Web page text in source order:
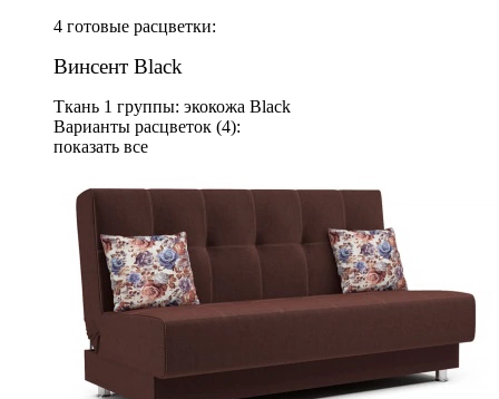
4 готовые расцветки:
Винсент Black
Ткань 1 группы: экокожа Black
Варианты расцветок (4):
показать все